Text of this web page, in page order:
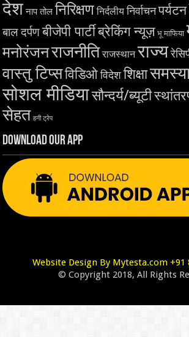
देश नाप तोल निरिक्षण निर्दलीय निर्वाचनपर्यटन
बाल दर्पणबीजेपी पार्टीब्रेकिंग न्यूज़ भू माफिया
मनोरंजनराजनीति राजस्थान राज्य
वास्तु टिप्सविडिओ विदेश शिक्षा
सोशल मीडियासौन्दर्य/ब्यूटी
सेहत हनी ट्रेप
Download Our App
Website Design By Mytesta.com +91
© Copyright 2018, All Rights